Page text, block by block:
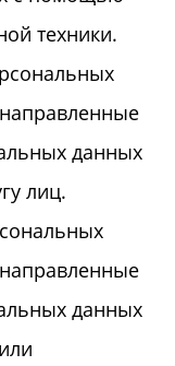
техники.
данных
лиц.
данных